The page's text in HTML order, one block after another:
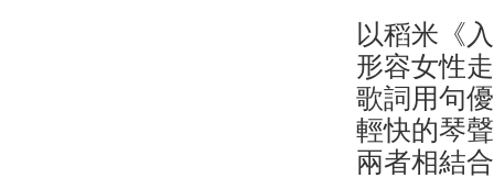
以稻米《
形容女性
歌詞用句
輕快的琴
兩者相結